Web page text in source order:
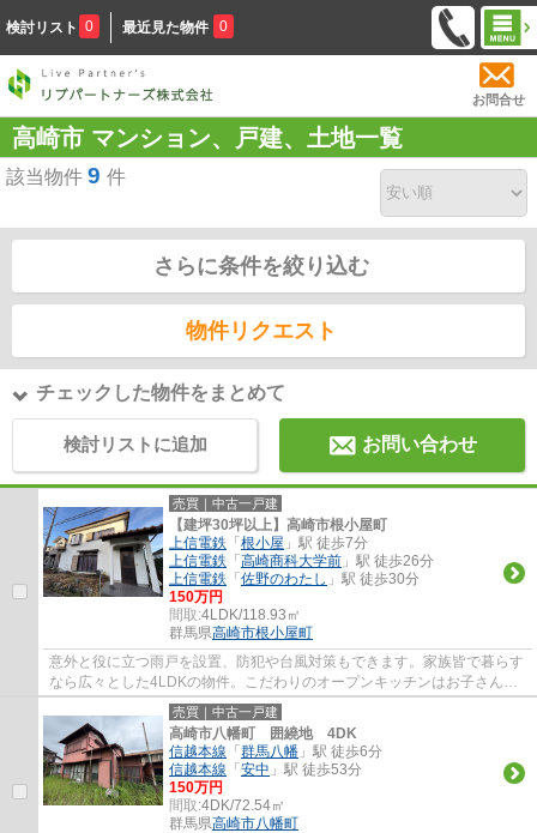
検討リスト 0 最近見た物件 0
お問合せ
高崎市 マンション、戸建、土地一覧
該当物件 9 件
さらに条件を絞り込む
物件リクエスト
チェックした物件をまとめて
検討リストに追加 お問い合わせ
売買｜中古一戸建
【建坪30坪以上】高崎市根小屋町
上信電鉄 「 根小屋 」駅 徒歩7分
上信電鉄 「 高崎商科大学前 」駅 徒歩26分
上信電鉄 「 佐野のわたし 」駅 徒歩30分
150万円
間取:4LDK/118.93㎡
群馬県高崎市根小屋町
意外と役に立つ雨戸を設置、防犯や台風対策もできます。家族皆で暮らす
なら広々とした4LDKの物件。こだわりのオープンキッチンはお子さんの
いるファミリー世帯にお勧めです。和室8畳以...
売買｜中古一戸建
高崎市八幡町 囲繞地 4DK
信越本線 「 群馬八幡 」駅 徒歩6分
信越本線 「 安中 」駅 徒歩53分
150万円
間取:4DK/72.54㎡
群馬県高崎市八幡町